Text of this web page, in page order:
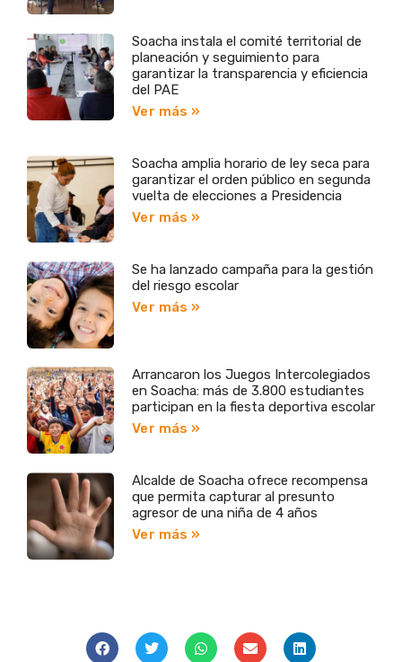
Soacha instala el comité territorial de
planeación y seguimiento para
garantizar la transparencia y eficiencia
del PAE
Ver más »
Soacha amplia horario de ley seca para
garantizar el orden público en segunda
vuelta de elecciones a Presidencia
Ver más »
Se ha lanzado campaña para la gestión
del riesgo escolar
Ver más »
Arrancaron los Juegos Intercolegiados
en Soacha: más de 3.800 estudiantes
participan en la fiesta deportiva escolar
Ver más »
Alcalde de Soacha ofrece recompensa
que permita capturar al presunto
agresor de una niña de 4 años
Ver más »